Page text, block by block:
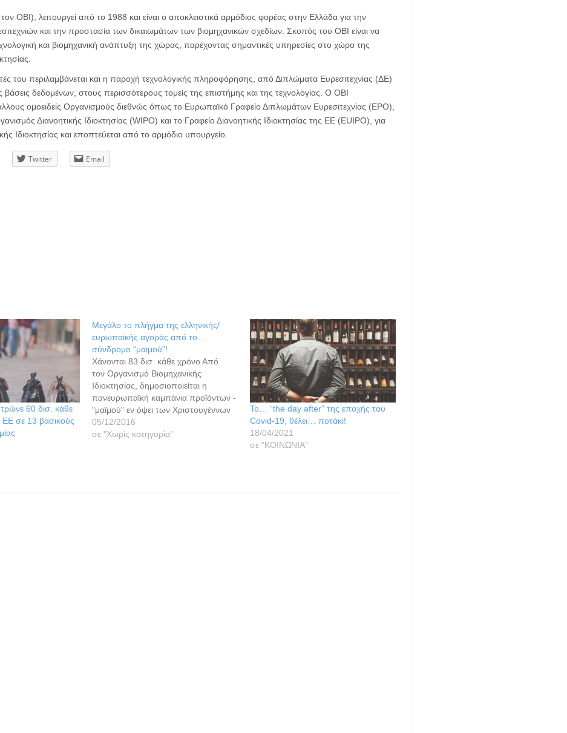
ΟΒΙ), λειτουργεί από το 1988 και είναι ο αποκλειστικά αρμόδιος φορέας στην Ελλάδα για την
και την προστασία των δικαιωμάτων των βιομηχανικών σχεδίων. Σκοπός του ΟΒΙ είναι να
και βιομηχανική ανάπτυξη της χώρας, παρέχοντας σημαντικές υπηρεσίες στο χώρο της
του περιλαμβάνεται και η παροχή τεχνολογικής πληροφόρησης, από Διπλώματα Ευρεσιτεχνίας (ΔΕ)
βάσεις δεδομένων, στους περισσότερους τομείς της επιστήμης και της τεχνολογίας. O OBI
ομοειδείς Οργανισμούς διεθνώς όπως το Ευρωπαϊκό Γραφείο Διπλωμάτων Ευρεσιτεχνίας (EPO),
Διανοητικής Ιδιοκτησίας (WIPO) και το Γραφείο Διανοητικής Ιδιοκτησίας της ΕΕ (EUIPO), για
Ιδιοκτησίας και εποπτεύεται από το αρμόδιο υπουργείο.
Twitter Email
60 δισ. κάθε
σε 13 βασικούς
Μεγάλο το πλήγμα της ελληνικής/
ευρωπαϊκής αγοράς από το…
σύνδρομο “μαϊμού”!
Χάνονται 83 δισ. κάθε χρόνο Από
τον Οργανισμό Βιομηχανικής
Ιδιοκτησίας, δημοσιοποιείται η
πανευρωπαϊκή καμπάνια προϊόντων -
"μαϊμού" εν όψει των Χριστουγέννων
και όπως τονίζεται κάθε χρόνο
χάνονται 83 δισεκατομμύρια ευρώ και
επισημαίνεται: -Λόγω της
05/12/2016
σε "Χωρίς κατηγορία"
Το… “the day after” της εποχής του
Covid-19, θέλει… ποτάκι!
18/04/2021
σε "ΚΟΙΝΩΝΙΑ"